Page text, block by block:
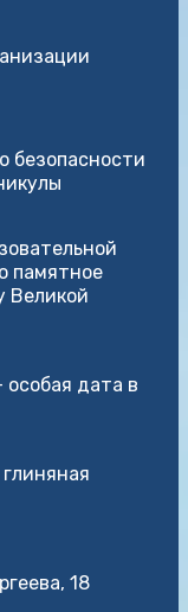
безопасности
памятное
Великой
дата в
18